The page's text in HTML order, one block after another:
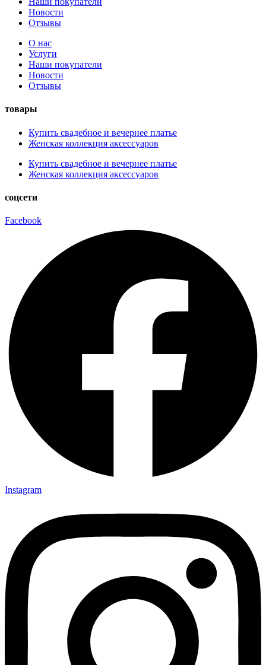
Новости
Отзывы
О нас
Услуги
Наши покупатели
Новости
Отзывы
товары
Купить свадебное и вечернее платье
Женская коллекция аксессуаров
Купить свадебное и вечернее платье
Женская коллекция аксессуаров
соцсети
Facebook
Instagram